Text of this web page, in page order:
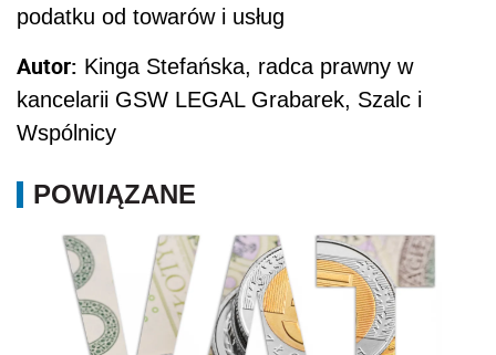
podatku od towarów i usług
Autor: Kinga Stefańska, radca prawny w
kancelarii GSW LEGAL Grabarek, Szalc i
Wspólnicy
POWIĄZANE